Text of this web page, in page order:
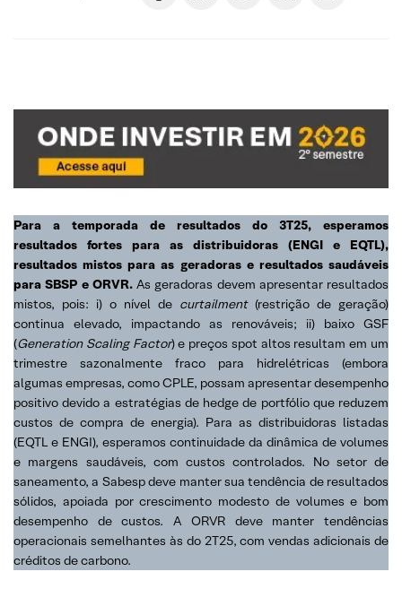
Para a temporada de resultados do 3T25, esperamos
resultados fortes para as distribuidoras (ENGI e EQTL),
resultados mistos para as geradoras e resultados saudáveis
para SBSP e ORVR. As geradoras devem apresentar resultados
mistos, pois: i) o nível de curtailment(restrição de geração)
continua elevado, impactando as renováveis; ii) baixo GSF
(Generation Scaling Factor) e preços spot altos resultam em um
trimestre sazonalmente fraco para hidrelétricas (embora
algumas empresas, como CPLE, possam apresentar desempenho
positivo devido a estratégias de hedge de portfólio que reduzem
custos de compra de energia). Para as distribuidoras listadas
(EQTL e ENGI), esperamos continuidade da dinâmica de volumes
e margens saudáveis, com custos controlados. No setor de
saneamento, a Sabesp deve manter sua tendência de resultados
sólidos, apoiada por crescimento modesto de volumes e bom
desempenho de custos. A ORVR deve manter tendências
operacionais semelhantes às do 2T25, com vendas adicionais de
créditos de carbono.